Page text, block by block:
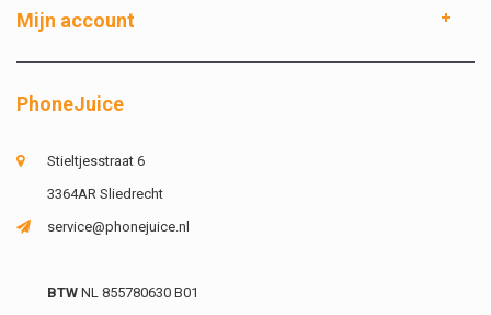
Mijn account
PhoneJuice
Stieltjesstraat 6
3364AR Sliedrecht
service@phonejuice.nl
BTW NL 855780630 B01